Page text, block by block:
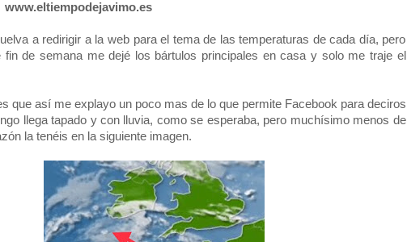
www.eltiempodejavimo.es
a redirigir a la web para el tema de las temperaturas de cada día, pero
de semana me dejé los bártulos principales en casa y solo me traje el
que así me explayo un poco mas de lo que permite Facebook para deciros
llega tapado y con lluvia, como se esperaba, pero muchísimo menos de
la tenéis en la siguiente imagen.